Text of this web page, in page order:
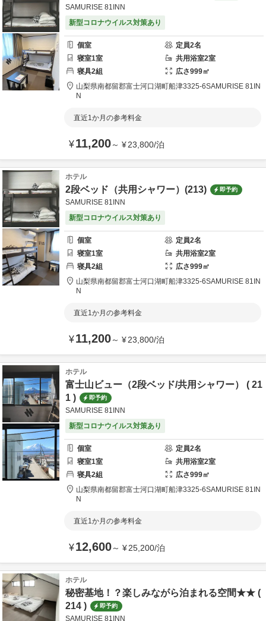
SAMURISE 81INN
新型コロナウイルス対策あり
個室 定員2名
寝室1室 共用浴室2室
寝具2組 広さ999㎡
山梨県南都留郡富士河口湖町船津3325-6SAMURISE 81IN
N
直近1か月の参考料金
¥11,200～ ¥23,800/泊
ホテル
2段ベッド（共用シャワー）(213) 即予約
SAMURISE 81INN
新型コロナウイルス対策あり
個室 定員2名
寝室1室 共用浴室2室
寝具2組 広さ999㎡
山梨県南都留郡富士河口湖町船津3325-6SAMURISE 81IN
N
直近1か月の参考料金
¥11,200～ ¥23,800/泊
ホテル
富士山ビュー（2段ベッド/共用シャワー） ( 21
1 )
即予約
SAMURISE 81INN
新型コロナウイルス対策あり
個室 定員2名
寝室1室 共用浴室2室
寝具2組 広さ999㎡
山梨県南都留郡富士河口湖町船津3325-6SAMURISE 81IN
N
直近1か月の参考料金
¥12,600～ ¥25,200/泊
ホテル
秘密基地！？楽しみながら泊まれる空間★★ (
214 )
即予約
SAMURISE 81INN